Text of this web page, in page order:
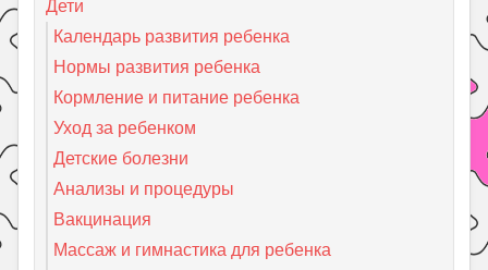
Дети
Календарь развития ребенка
Нормы развития ребенка
Кормление и питание ребенка
Уход за ребенком
Детские болезни
Анализы и процедуры
Вакцинация
Массаж и гимнастика для ребенка